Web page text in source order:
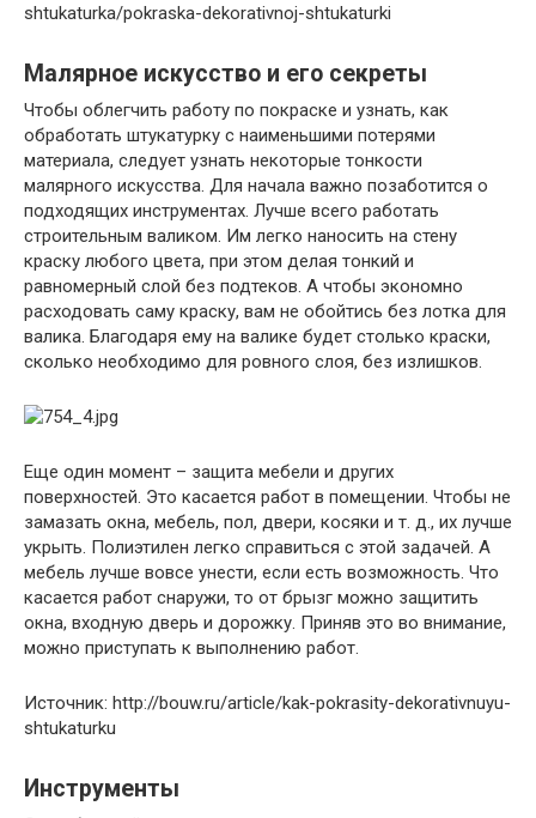
shtukaturka/pokraska-dekorativnoj-shtukaturki
Малярное искусство и его секреты
Чтобы облегчить работу по покраске и узнать, как
обработать штукатурку с наименьшими потерями
материала, следует узнать некоторые тонкости
малярного искусства. Для начала важно позаботится о
подходящих инструментах. Лучше всего работать
строительным валиком. Им легко наносить на стену
краску любого цвета, при этом делая тонкий и
равномерный слой без подтеков. А чтобы экономно
расходовать саму краску, вам не обойтись без лотка для
валика. Благодаря ему на валике будет столько краски,
сколько необходимо для ровного слоя, без излишков.
Еще один момент – защита мебели и других
поверхностей. Это касается работ в помещении. Чтобы не
замазать окна, мебель, пол, двери, косяки и т. д., их лучше
укрыть. Полиэтилен легко справиться с этой задачей. А
мебель лучше вовсе унести, если есть возможность. Что
касается работ снаружи, то от брызг можно защитить
окна, входную дверь и дорожку. Приняв это во внимание,
можно приступать к выполнению работ.
Источник: http://bouw.ru/article/kak-pokrasity-dekorativnuyu-
shtukaturku
Инструменты